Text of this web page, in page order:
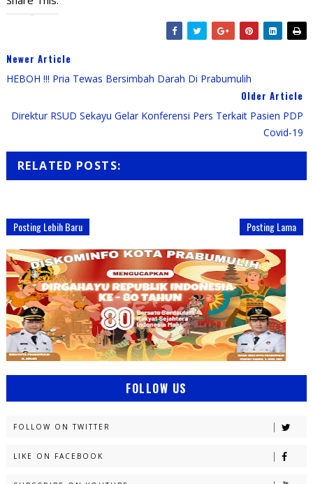
Newer Article
HEBOH !!! Pria Tewas Bersimbah Darah Di Prabumulih
Older Article
Direktur RSUD Sekayu Gelar Konferensi Pers Terkait Pasien PDP
Covid-19
RELATED POSTS:
Posting Lebih Baru Posting Lama
FOLLOW US
FOLLOW ON TWITTER
LIKE ON FACEBOOK